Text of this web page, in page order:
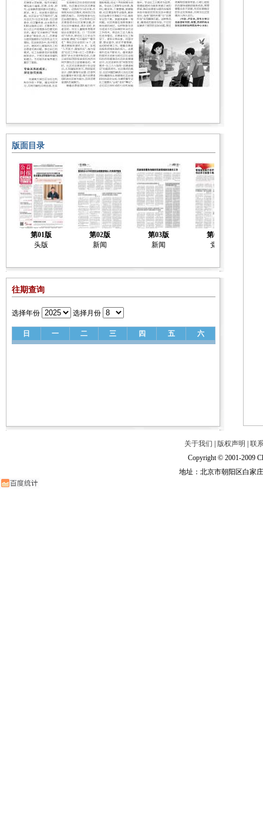
版面目录
第01版
头版
第02版
新闻
第03版
新闻
第04版
党建
往期查询
选择年份 选择月份
日 一 二 三 四 五 六
关于我们 版权声明
联
Copyright © 2001-2009
地址：北京市朝阳区白家